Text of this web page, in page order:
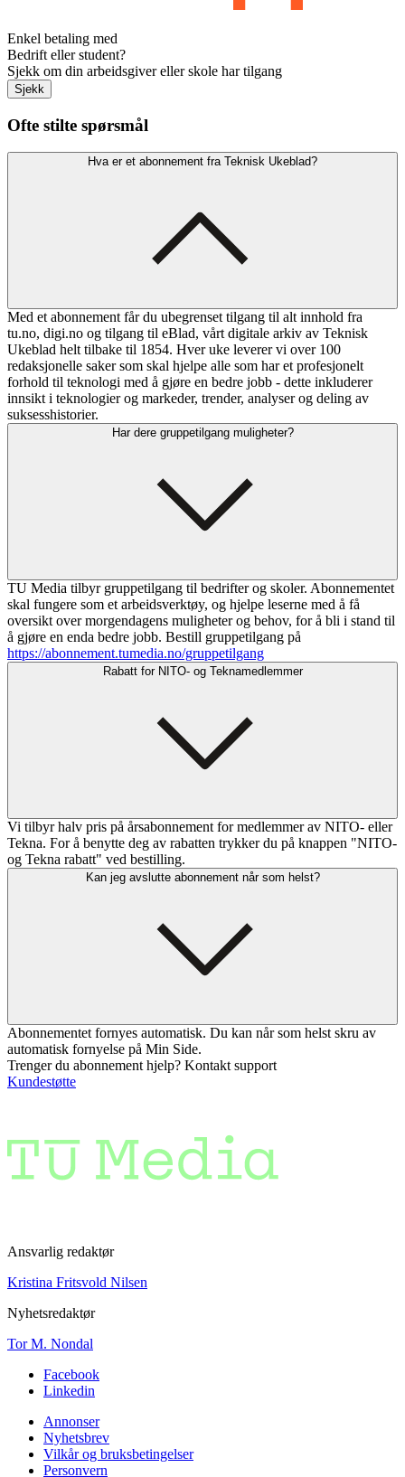
Enkel betaling med
Bedrift eller student?
Sjekk om din arbeidsgiver eller skole har tilgang
Sjekk
Ofte stilte spørsmål
Hva er et abonnement fra Teknisk Ukeblad?
Med et abonnement får du ubegrenset tilgang til alt innhold fra
tu.no, digi.no og tilgang til eBlad, vårt digitale arkiv av Teknisk
Ukeblad helt tilbake til 1854. Hver uke leverer vi over 100
redaksjonelle saker som skal hjelpe alle som har et profesjonelt
forhold til teknologi med å gjøre en bedre jobb - dette inkluderer
innsikt i teknologier og markeder, trender, analyser og deling av
suksesshistorier.
Har dere gruppetilgang muligheter?
TU Media tilbyr gruppetilgang til bedrifter og skoler. Abonnementet
skal fungere som et arbeidsverktøy, og hjelpe leserne med å få
oversikt over morgendagens muligheter og behov, for å bli i stand til
å gjøre en enda bedre jobb. Bestill gruppetilgang på
https://abonnement.tumedia.no/gruppetilgang
Rabatt for NITO- og Teknamedlemmer
Vi tilbyr halv pris på årsabonnement for medlemmer av NITO- eller
Tekna. For å benytte deg av rabatten trykker du på knappen "NITO-
og Tekna rabatt" ved bestilling.
Kan jeg avslutte abonnement når som helst?
Abonnementet fornyes automatisk. Du kan når som helst skru av
automatisk fornyelse på Min Side.
Trenger du abonnement hjelp? Kontakt support
Kundestøtte
Ansvarlig redaktør
Kristina Fritsvold Nilsen
Nyhetsredaktør
Tor M. Nondal
Facebook
Linkedin
Annonser
Nyhetsbrev
Vilkår og bruksbetingelser
Personvern